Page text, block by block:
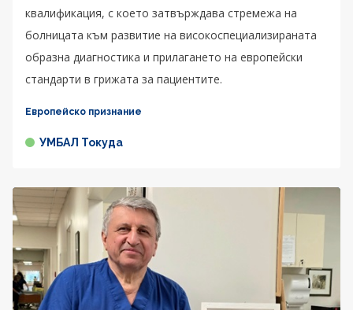
квалификация, с което затвърждава стремежа на
болницата към развитие на високоспециализираната
образна диагностика и прилагането на европейски
стандарти в грижата за пациентите.
Европейско признание
УМБАЛ Токуда